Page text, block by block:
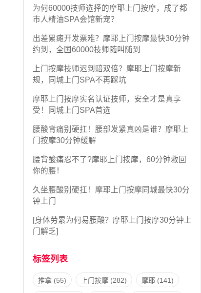
为何60000技师选择的摩耶上门按摩，成了都
市人精油SPA会馆新宠？
出差累瘫开发票难？摩耶上门按摩最快30分钟
约到，全国60000技师随叫随到
上门按摩技师迟到赔双倍？摩耶上门按摩新
规，同城上门SPA不再踩坑
摩耶上门按摩实名认证技师，安全才是真享
受！同城上门SPA首选
腰酸背痛别硬扛！腰部发紧真凶是谁？摩耶上
门按摩30分钟缓解
腰背酸痛忍不了?摩耶上门按摩，60分钟救回
你的腰！
久坐腰酸别硬扛！摩耶上门按摩同城最快30分
钟上门
[身体劳累为何易腰酸？摩耶上门按摩30分钟上
门解乏]
标签列表
推拿(55) 上门按摩(282) 摩耶(141)